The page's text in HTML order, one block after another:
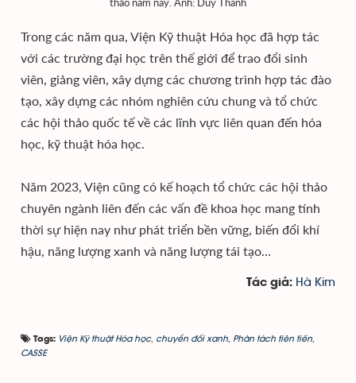
thảo năm nay. Ảnh: Duy Thành
Trong các năm qua, Viện Kỹ thuật Hóa học đã hợp tác
với các trường đại học trên thế giới để trao đổi sinh
viên, giảng viên, xây dựng các chương trình hợp tác đào
tạo, xây dựng các nhóm nghiên cứu chung và tổ chức
các hội thảo quốc tế về các lĩnh vực liên quan đến hóa
học, kỹ thuật hóa học.
Năm 2023, Viện cũng có kế hoạch tổ chức các hội thảo
chuyên ngành liên đến các vấn đề khoa học mang tính
thời sự hiện nay như phát triển bền vững, biến đổi khí
hậu, năng lượng xanh và năng lượng tái tạo…
Tác giả: Hà Kim
Tags: Viện Kỹ thuật Hóa học, chuyển đổi xanh, Phân tách tiên tiến,
CASSE